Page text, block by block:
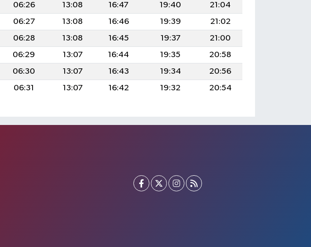
06:26 13:08 16:47 19:40
21:04
06:27 13:08 16:46 19:39
21:02
06:28 13:08 16:45 19:37
21:00
06:29 13:07 16:44 19:35
20:58
06:30 13:07 16:43 19:34
20:56
06:31 13:07 16:42 19:32 20:54